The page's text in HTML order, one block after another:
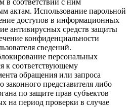
в соответствии с ним
актам. Использование парольной
доступов в информационных
антивирусных средств защиты
конфиденциальности
сведений.
персональных
к соответствующему
обращения или запроса
законного представителя либо
по защите прав субъектов
на период проверки в случае